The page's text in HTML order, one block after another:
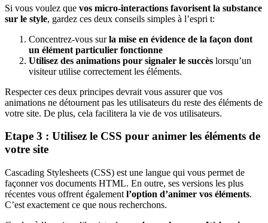
Si vous voulez que vos micro-interactions favorisent la substance
sur le style, gardez ces deux conseils simples à l’espri t:
Concentrez-vous surla mise en évidence de la façon dont
un élément particulier fonctionne
Utilisez des animations pour signaler le succès lorsqu’un
visiteur utilise correctement les éléments.
Respecter ces deux principes devrait vous assurer que vos
animations ne détournent pas les utilisateurs du reste des éléments de
votre site. De plus, cela facilitera la vie de vos utilisateurs.
Etape 3 : Utilisez le CSS pour animer les éléments de
votre site
Cascading Stylesheets (CSS) est une langue qui vous permet de
façonner vos documents HTML. En outre, ses versions les plus
récentes vous offrent également l’option d’animer vos éléments.
C’est exactement ce que nous recherchons.